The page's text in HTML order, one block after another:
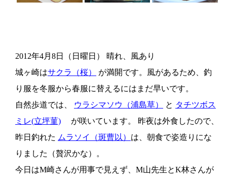
2012年4月8日（日曜日） 晴れ、風あり
城ヶ崎はサクラ（桜）
が満開です。風があるため、釣
り服を冬服から春服に替えるにはまだ早いです。
自然歩道では、
ウラシマソウ（浦島草） と タチツボス
ミレ(立坪菫) が咲いています。 昨夜は外食したので、
昨日釣れた ムラソイ（斑曹以） は、朝食で姿造りにな
りました（贅沢かな）。
今日はM崎さんが用事で見えず、M山先生とK林さんが